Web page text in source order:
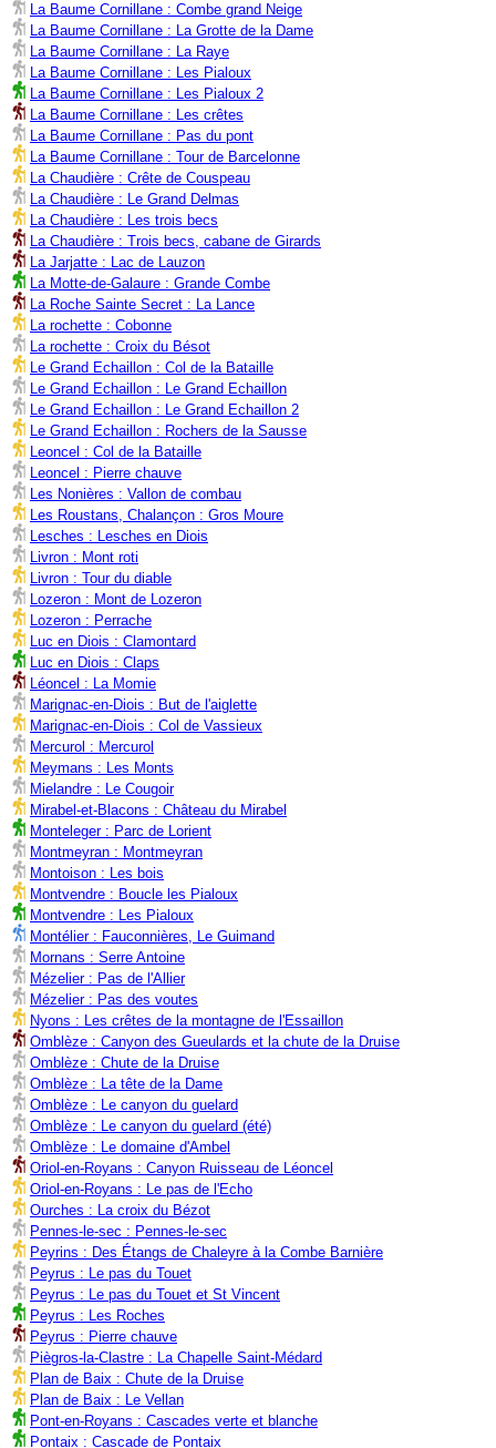
La Baume Cornillane : Combe grand Neige
La Baume Cornillane : La Grotte de la Dame
La Baume Cornillane : La Raye
La Baume Cornillane : Les Pialoux
La Baume Cornillane : Les Pialoux 2
La Baume Cornillane : Les crêtes
La Baume Cornillane : Pas du pont
La Baume Cornillane : Tour de Barcelonne
La Chaudière : Crête de Couspeau
La Chaudière : Le Grand Delmas
La Chaudière : Les trois becs
La Chaudière : Trois becs, cabane de Girards
La Jarjatte : Lac de Lauzon
La Motte-de-Galaure : Grande Combe
La Roche Sainte Secret : La Lance
La rochette : Cobonne
La rochette : Croix du Bésot
Le Grand Echaillon : Col de la Bataille
Le Grand Echaillon : Le Grand Echaillon
Le Grand Echaillon : Le Grand Echaillon 2
Le Grand Echaillon : Rochers de la Sausse
Leoncel : Col de la Bataille
Leoncel : Pierre chauve
Les Nonières : Vallon de combau
Les Roustans, Chalançon : Gros Moure
Lesches : Lesches en Diois
Livron : Mont roti
Livron : Tour du diable
Lozeron : Mont de Lozeron
Lozeron : Perrache
Luc en Diois : Clamontard
Luc en Diois : Claps
Léoncel : La Momie
Marignac-en-Diois : But de l'aiglette
Marignac-en-Diois : Col de Vassieux
Mercurol : Mercurol
Meymans : Les Monts
Mielandre : Le Cougoir
Mirabel-et-Blacons : Château du Mirabel
Monteleger : Parc de Lorient
Montmeyran : Montmeyran
Montoison : Les bois
Montvendre : Boucle les Pialoux
Montvendre : Les Pialoux
Montélier : Fauconnières, Le Guimand
Mornans : Serre Antoine
Mézelier : Pas de l'Allier
Mézelier : Pas des voutes
Nyons : Les crêtes de la montagne de l'Essaillon
Omblèze : Canyon des Gueulards et la chute de la Druise
Omblèze : Chute de la Druise
Omblèze : La tête de la Dame
Omblèze : Le canyon du guelard
Omblèze : Le canyon du guelard (été)
Omblèze : Le domaine d'Ambel
Oriol-en-Royans : Canyon Ruisseau de Léoncel
Oriol-en-Royans : Le pas de l'Echo
Ourches : La croix du Bézot
Pennes-le-sec : Pennes-le-sec
Peyrins : Des Étangs de Chaleyre à la Combe Barnière
Peyrus : Le pas du Touet
Peyrus : Le pas du Touet et St Vincent
Peyrus : Les Roches
Peyrus : Pierre chauve
Piègros-la-Clastre : La Chapelle Saint-Médard
Plan de Baix : Chute de la Druise
Plan de Baix : Le Vellan
Pont-en-Royans : Cascades verte et blanche
Pontaix : Cascade de Pontaix